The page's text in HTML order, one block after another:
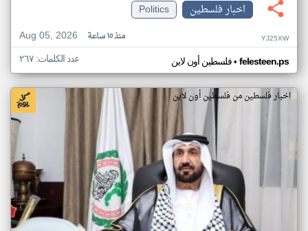
اخبار فلسطين
Politics
Aug 05, 2026
منذ ١٥ ساعة YJ25XW
فلسطين أون لاين• felesteen.ps عدد الكلمات: ٢٦٧
اخبار فلسطين من فلسطين أون لاين